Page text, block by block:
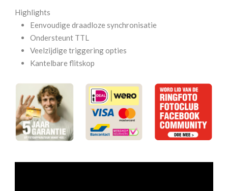
Highlights
Eenvoudige draadloze synchronisatie
Ondersteunt TTL
Veelzijdige triggering opties
Kantelbare flitskop